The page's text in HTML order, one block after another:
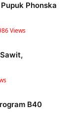
Phonska
Views
B40